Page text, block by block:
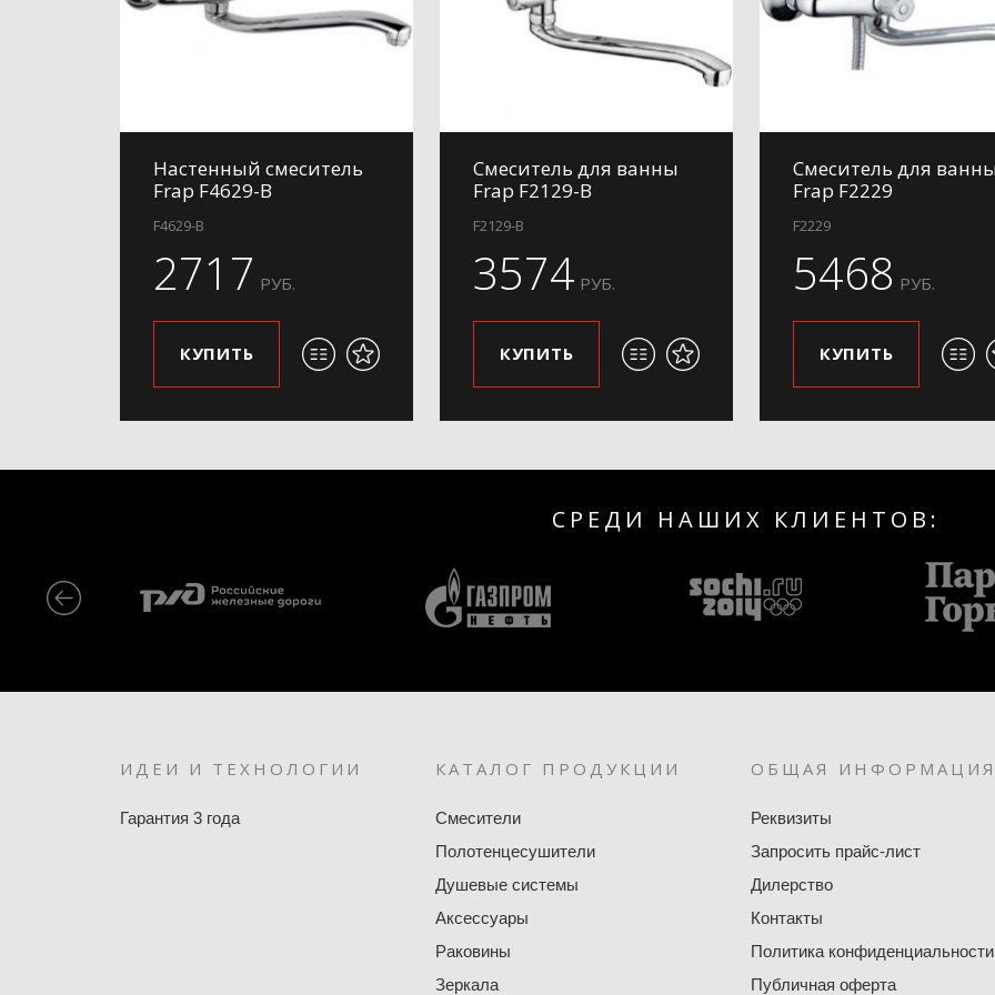
Настенный смеситель
Frap F4629-B
F4629-B
2717 РУБ.
КУПИТЬ
Смеситель для ванны
Frap F2129-B
F2129-B
3574 РУБ.
КУПИТЬ
Смеситель для
Frap F2229
F2229
5468 РУБ.
КУПИТЬ
СРЕДИ НАШИХ КЛИЕНТОВ:
ИДЕИ И ТЕХНОЛОГИИ
Гарантия 3 года
КАТАЛОГ ПРОДУКЦИИ
Смесители
Полотенцесушители
Душевые системы
Аксессуары
Раковины
Зеркала
ОБЩАЯ
Реквизиты
Запросить прайс-лист
Дилерство
Контакты
Политика конфиденциальности
Публичная оферта